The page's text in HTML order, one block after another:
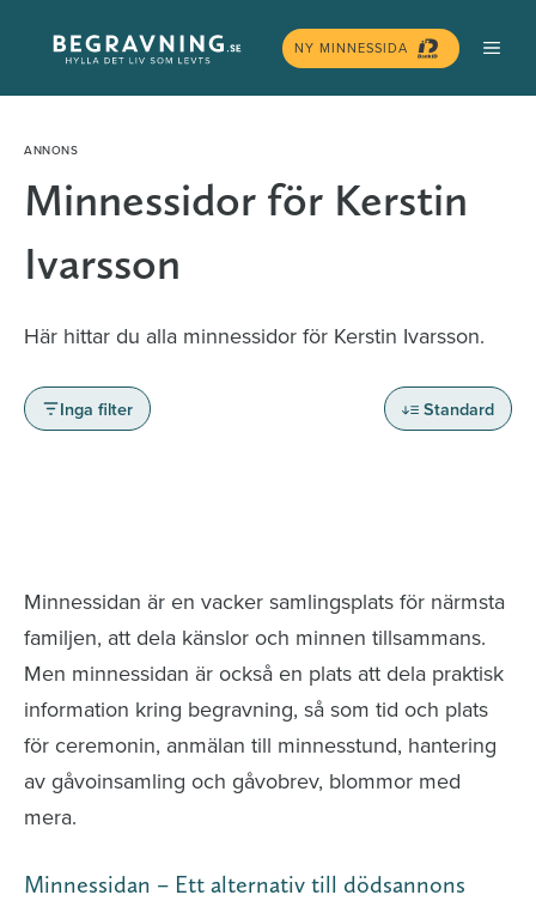
innehåll
NY MINNESSIDA
Minnessidor för Kerstin
Ivarsson
Här hittar du alla minnessidor för Kerstin Ivarsson.
Inga filter Standard
Minnessidan är en vacker samlingsplats för närmsta
familjen, att dela känslor och minnen tillsammans.
Men minnessidan är också en plats att dela praktisk
information kring begravning, så som tid och plats
för ceremonin, anmälan till minnesstund, hantering
av gåvoinsamling och gåvobrev, blommor med
mera.
Minnessidan – Ett alternativ till dödsannons